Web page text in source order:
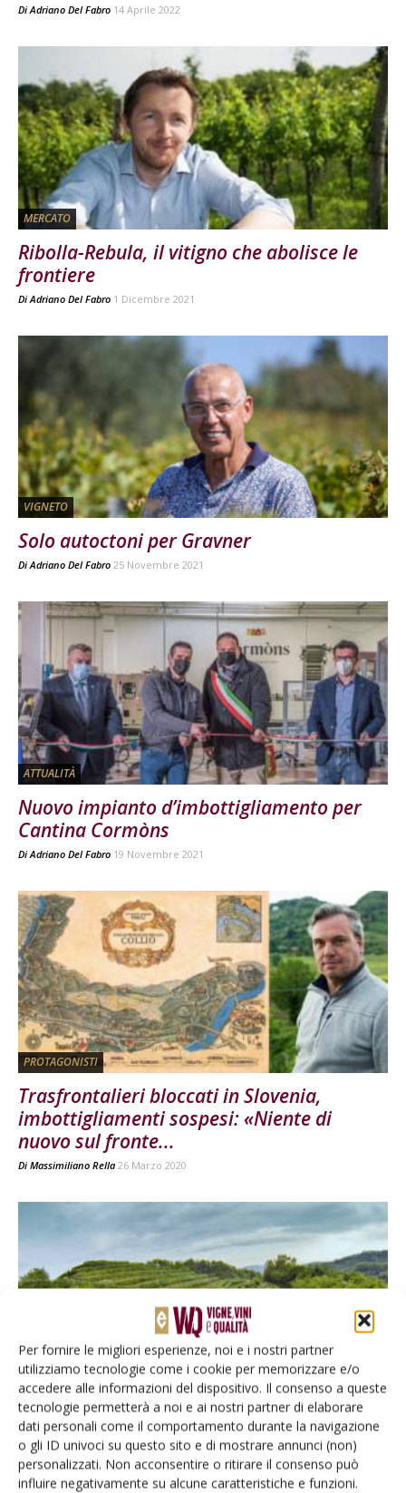
Per fornire le migliori esperienze, noi e i nostri partner
utilizziamo tecnologie come i cookie per memorizzare e/o
accedere alle informazioni del dispositivo. Il consenso a queste
tecnologie permetterà a noi e ai nostri partner di elaborare
dati personali come il comportamento durante la navigazione
o gli ID univoci su questo sito e di mostrare annunci (non)
personalizzati. Non acconsentire o ritirare il consenso può
influire negativamente su alcune caratteristiche e funzioni.
DiAdriano Del Fabro 14 Aprile 2022
MERCATO
Ribolla-Rebula, il vitigno che abolisce le
frontiere
Di Adriano Del Fabro 1 Dicembre 2021
VIGNETO
Solo autoctoni per Gravner
DiAdriano Del Fabro 25 Novembre 2021
ATTUALITÀ
Nuovo impianto d’imbottigliamento per
Cantina Cormòns
Di Adriano Del Fabro 19 Novembre 2021
PROTAGONISTI
Trasfrontalieri bloccati in Slovenia,
imbottigliamenti sospesi: «Niente di
nuovo sul fronte...
Di Massimiliano Rella 26 Marzo 2020
ATTUALITÀ
Ok a tavolo per tutela Ribolla Gialla.
Collio-Brda si candida a...
Di Redazione VVQ 6 Maggio 2019